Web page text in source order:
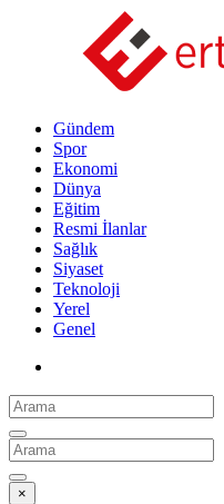
Gündem
Spor
Ekonomi
Dünya
Eğitim
Resmi İlanlar
Sağlık
Siyaset
Teknoloji
Yerel
Genel
×